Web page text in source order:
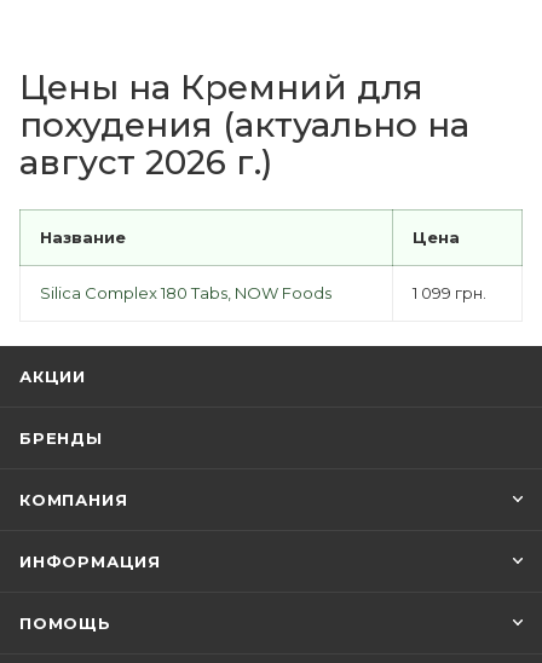
Цены на Кремний для
похудения (актуально на
август 2026 г.)
Название Цена
Silica Complex 180 Tabs, NOW Foods 1 099 грн.
АКЦИИ
БРЕНДЫ
КОМПАНИЯ
ИНФОРМАЦИЯ
ПОМОЩЬ